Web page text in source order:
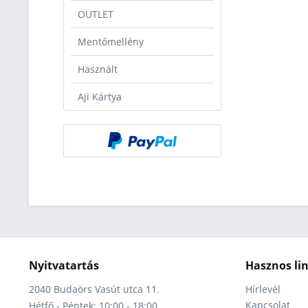
OUTLET
Mentőmellény
Használt
Aji Kártya
Nyitvatartás
2040 Budaörs Vasút utca 11.
Hasznos
Hírlevél
Kapcsolat